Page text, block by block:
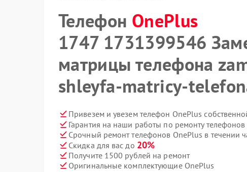
Телефон OnePlus
1747 1731399546
матрицы телефона
shleyfa-matricy-
Привезем и увезем телефон OnePlus
Гарантия на наши работы по ремонту
Срочный ремонт телефонов OnePlus в течении
Скидка для вас до 20%
Получите 1500 рублей на ремонт
Оригинальные комплектующие OnePlus